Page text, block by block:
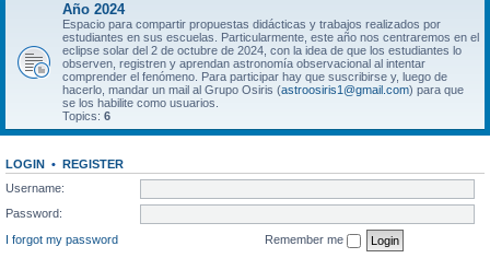
Año 2024
Espacio para compartir propuestas didácticas y trabajos realizados por
estudiantes en sus escuelas. Particularmente, este año nos centraremos en el
eclipse solar del 2 de octubre de 2024, con la idea de que los estudiantes lo
observen, registren y aprendan astronomía observacional al intentar
comprender el fenómeno. Para participar hay que suscribirse y, luego de
hacerlo, mandar un mail al Grupo Osiris (astroosiris1@gmail.com) para que
se los habilite como usuarios.
Topics: 6
LOGIN • REGISTER
Username:
Password:
I forgot my password
Remember me